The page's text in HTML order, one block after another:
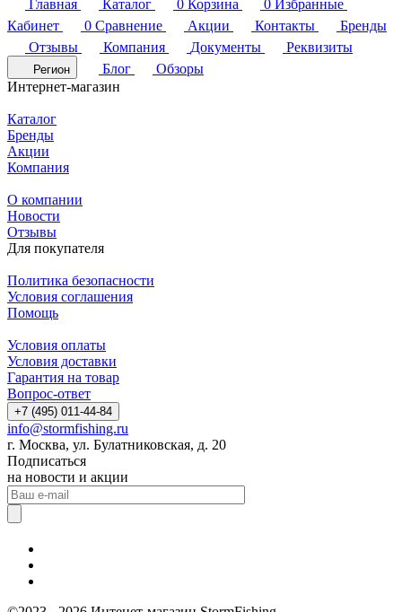
Главная Каталог 0 Корзина 0 Избранные
Кабинет
0 Сравнение Акции Контакты
Бренды
Отзывы
Компания Документы Реквизиты
Регион Блог
Обзоры
Интернет-магазин
Каталог
Бренды
Акции
Компания
О компании
Новости
Отзывы
Для покупателя
Политика безопасности
Условия соглашения
Помощь
Условия оплаты
Условия доставки
Гарантия на товар
Вопрос-ответ
+7 (495) 011-44-84
info@stormfishing.ru
г. Москва, ул. Булатниковская, д. 20
Подписаться
на новости и акции